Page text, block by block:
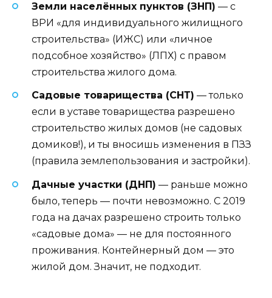
Земли населённых пунктов (ЗНП) — с
ВРИ «для индивидуального жилищного
строительства» (ИЖС) или «личное
подсобное хозяйство» (ЛПХ) с правом
строительства жилого дома.
Садовые товарищества (СНТ) — только
если в уставе товарищества разрешено
строительство жилых домов (не садовых
домиков!), и ты вносишь изменения в ПЗЗ
(правила землепользования и застройки).
Дачные участки (ДНП) — раньше можно
было, теперь — почти невозможно. С 2019
года на дачах разрешено строить только
«садовые дома» — не для постоянного
проживания. Контейнерный дом — это
жилой дом. Значит, не подходит.